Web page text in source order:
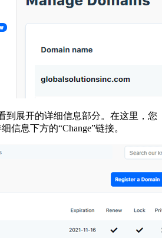
到展开的详细信息部分。在这里，您
信息下方的“Change”链接。